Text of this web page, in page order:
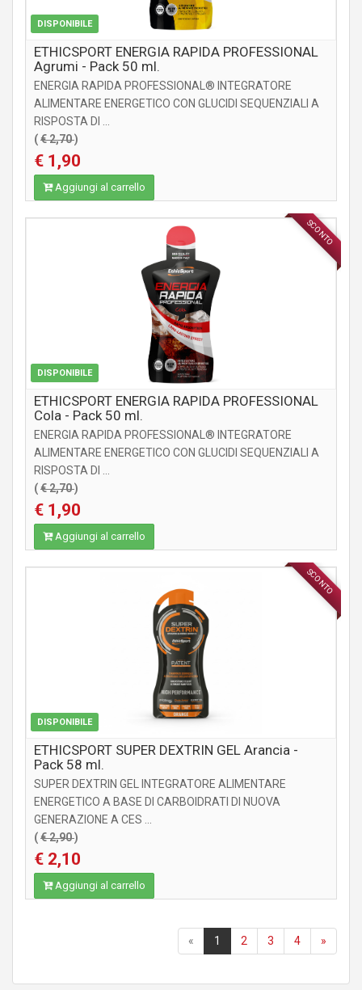
DISPONIBILE
ETHICSPORT ENERGIA RAPIDA PROFESSIONAL
Agrumi - Pack 50 ml.
ENERGIA RAPIDA PROFESSIONAL® INTEGRATORE
ALIMENTARE ENERGETICO CON GLUCIDI SEQUENZIALI A
RISPOSTA DI ...
(€ 2,70)
€ 1,90
Aggiungi al carrello
SCONTO
DISPONIBILE
INTEGRATORI
ETHICSPORT ENERGIA RAPIDA PROFESSIONAL
Cola - Pack 50 ml.
ENERGIA RAPIDA PROFESSIONAL® INTEGRATORE
ALIMENTARE ENERGETICO CON GLUCIDI SEQUENZIALI A
RISPOSTA DI ...
(€ 2,70)
€ 1,90
Aggiungi al carrello
SCONTO
DISPONIBILE
INTEGRATORI
ETHICSPORT SUPER DEXTRIN GEL Arancia -
Pack 58 ml.
SUPER DEXTRIN GEL INTEGRATORE ALIMENTARE
ENERGETICO A BASE DI CARBOIDRATI DI NUOVA
GENERAZIONE A CES ...
(€ 2,90)
€ 2,10
Aggiungi al carrello
« 1 2 3 4 »